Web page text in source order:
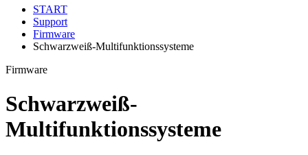
START
Support
Firmware
Schwarzweiß-Multifunktionssysteme
Firmware
Schwarzweiß-
Multifunktionssysteme